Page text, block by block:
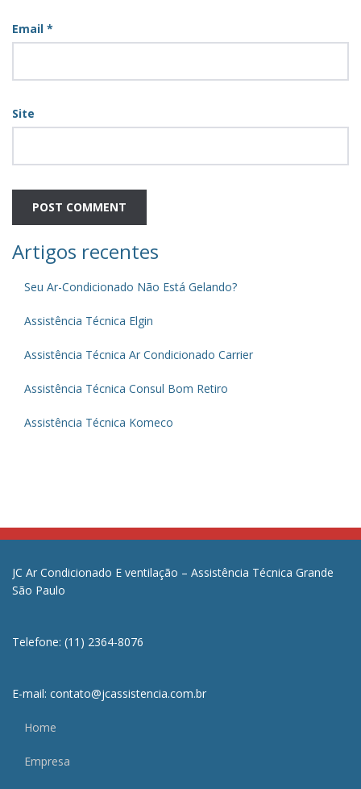
Email *
Site
Artigos recentes
Seu Ar-Condicionado Não Está Gelando?
Assistência Técnica Elgin
Assistência Técnica Ar Condicionado Carrier
Assistência Técnica Consul Bom Retiro
Assistência Técnica Komeco
JC Ar Condicionado E ventilação – Assistência Técnica Grande
São Paulo
Telefone: (11) 2364-8076
E-mail: contato@jcassistencia.com.br
Home
Empresa